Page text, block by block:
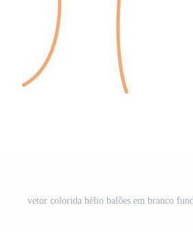
vetor colorida hélio balões em branco